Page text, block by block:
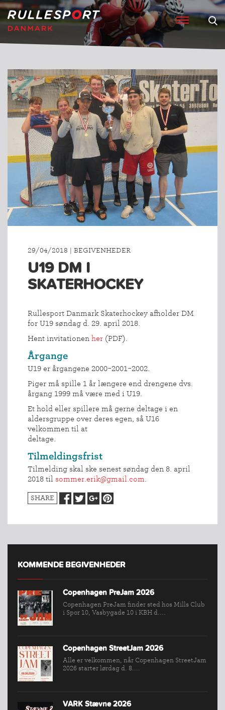
INDMELDELSE
BREDDEPULJE
29/04/2018 | BEGIVENHEDER
U19 DM I
SKATERHOCKEY
Rullesport Danmark Skaterhockey afholder DM
for U19 søndag d. 29. april 2018.
Hent invitationen her (PDF).
Årgange
U19 er årgangene 2000-2001-2002.
Piger må spille 1 år længere end drengene dvs.
årgang 1999 må være med i U19.
Et hold eller spillere må gerne deltage i en
aldersgruppe over deres egen, så U16
velkommen til at
deltage.
Tilmeldingsfrist
Tilmelding skal ske senest søndag den 8. april
2018 til sommer.erik@gmail.com.
SHARE
KOMMENDE BEGIVENHEDER
Copenhagen PreJam 2026
Copenhagen PreJam finder sted hos Mills Club
i Spor 10, Vasbygade 10 i KBH d....
Copenhagen StreetJam 2026
Alle er velkommen, når Copenhagen StreetJam
2026 starter lørdag d. 8....
VARK Stævne 2026